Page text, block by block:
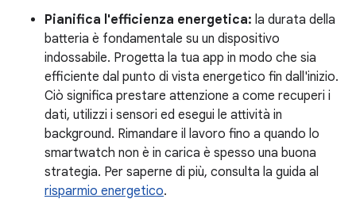
Pianifica l'efficienza energetica: la durata della
batteria è fondamentale su un dispositivo
indossabile. Progetta la tua app in modo che sia
efficiente dal punto di vista energetico fin dall'inizio.
Ciò significa prestare attenzione a come recuperi i
dati, utilizzi i sensori ed esegui le attività in
background. Rimandare il lavoro fino a quando lo
smartwatch non è in carica è spesso una buona
strategia. Per saperne di più, consulta la guida al
risparmio energetico.